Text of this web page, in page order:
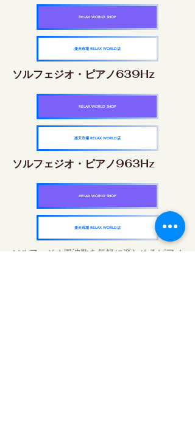
RELAX WORLD SHOP
楽天市場 RELAX WORLD店
ソルフェジオ・ピアノ639Hz
RELAX WORLD SHOP
楽天市場 RELAX WORLD店
ソルフェジオ・ピアノ963Hz
RELAX WORLD SHOP
楽天市場 RELAX WORLD店
ソルフェジオ周波数を気軽に楽しめるピアノ